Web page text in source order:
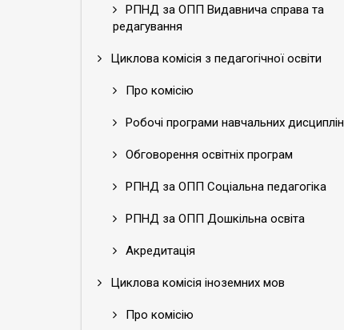
РПНД за ОПП Видавнича справа та
редагування
Циклова комісія з педагогічної освіти
Про комісію
Робочі програми навчальних дисциплін
Обговорення освітніх програм
РПНД за ОПП Соціальна педагогіка
РПНД за ОПП Дошкільна освіта
Акредитація
Циклова комісія іноземних мов
Про комісію